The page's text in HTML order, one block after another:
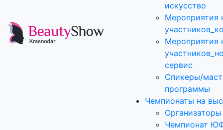
искусство
Мероприятия
Мероприятия
сервис
Спикеры/
программы
Чемпионаты на
Организаторы
Чемпионат